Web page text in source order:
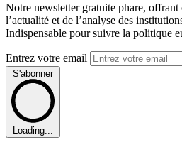
Notre newsletter gratuite phare, offrant
l’actualité et de l’analyse des
Indispensable pour suivre la politique
Entrez votre email
S'abonner
Loading...